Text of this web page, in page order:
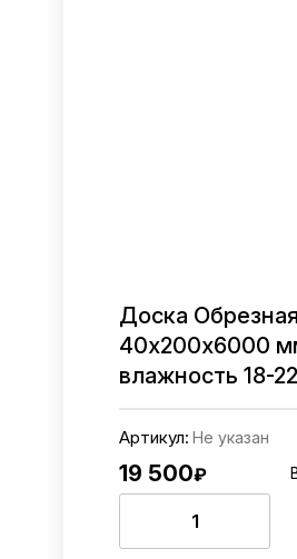
В
Доска Обрезная
40х200х6000
влажность 18-
Артикул: Не указан
19 500₽